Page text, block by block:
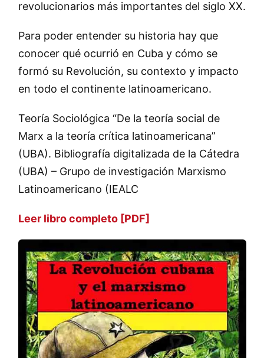
revolucionarios más importantes del siglo XX.
Para poder entender su historia hay que
conocer qué ocurrió en Cuba y cómo se
formó su Revolución, su contexto y impacto
en todo el continente latinoamericano.
Teoría Sociológica “De la teoría social de
Marx a la teoría crítica latinoamericana”
(UBA). Bibliografía digitalizada de la Cátedra
(UBA) – Grupo de investigación Marxismo
Latinoamericano (IEALC
Leer libro completo [PDF]